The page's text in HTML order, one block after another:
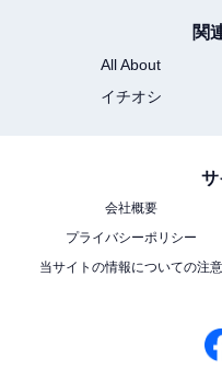
関
All About
イチオシ
サ
会社概要
プライバシーポリシー
当サイトの情報についての注意